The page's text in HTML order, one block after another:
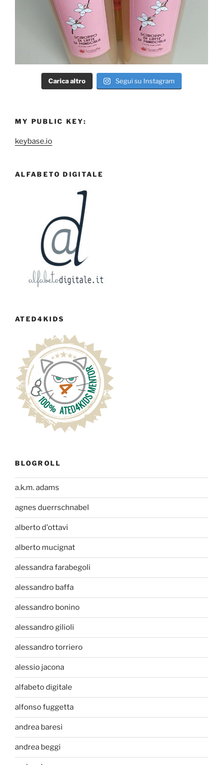
Carica altro Segui su Instagram
MY PUBLIC KEY:
keybase.io
ALFABETO DIGITALE
ATED4KIDS
BLOGROLL
a.k.m. adams
agnes duerrschnabel
alberto d'ottavi
alberto mucignat
alessandra farabegoli
alessandro baffa
alessandro bonino
alessandro gilioli
alessandro torriero
alessio jacona
alfabeto digitale
alfonso fuggetta
andrea baresi
andrea beggi